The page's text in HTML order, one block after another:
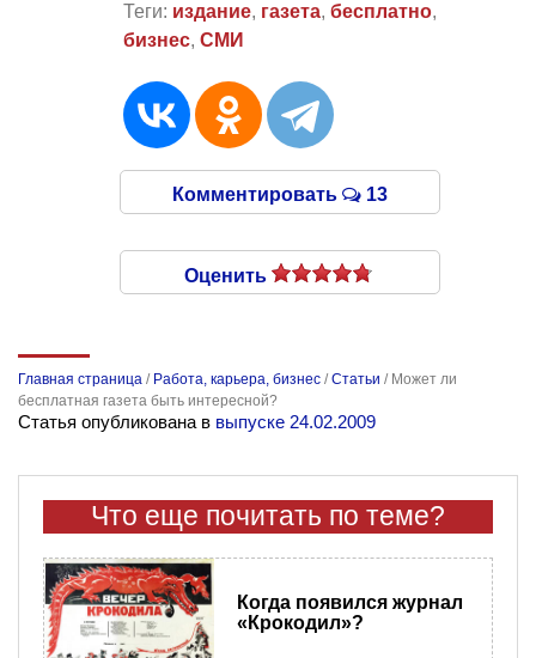
Теги: издание, газета, бесплатно,
бизнес, СМИ
Комментировать 13
Оценить
Главная страница / Работа, карьера, бизнес /Статьи / Может ли
бесплатная газета быть интересной?
Статья опубликована в выпуске 24.02.2009
Что еще почитать по теме?
Когда появился журнал
«Крокодил»?